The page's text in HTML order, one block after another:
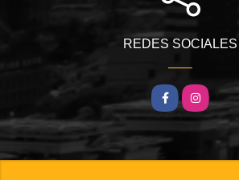
REDES SOCIALES
FacebookInstagram